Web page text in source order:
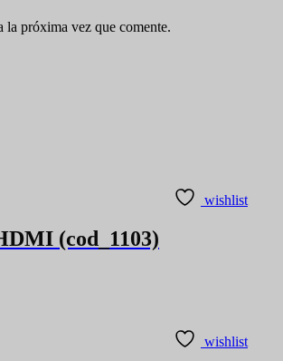
la próxima vez que comente.
wishlist
(cod_1103)
wishlist